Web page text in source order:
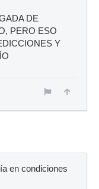
DE
PERO ESO
Y
en condiciones